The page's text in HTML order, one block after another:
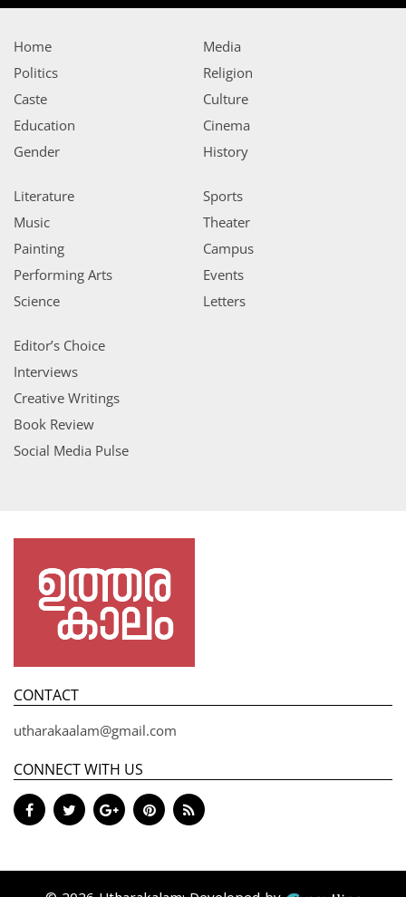
Home
Politics
Caste
Education
Gender
Media
Religion
Culture
Cinema
History
Literature
Music
Painting
Performing Arts
Science
Sports
Theater
Campus
Events
Letters
Editor’s Choice
Interviews
Creative Writings
Book Review
Social Media Pulse
CONTACT
utharakaalam@gmail.com
CONNECT WITH US